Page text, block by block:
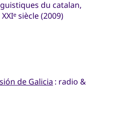
du catalan,
esiècle (2009)
de Galicia : radio &